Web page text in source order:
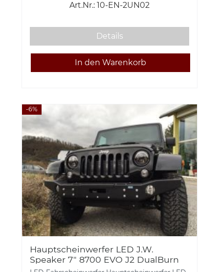
Art.Nr.: 10-EN-2UN02
Details
-6%
Hauptscheinwerfer LED J.W.
Speaker 7" 8700 EVO J2 DualBurn